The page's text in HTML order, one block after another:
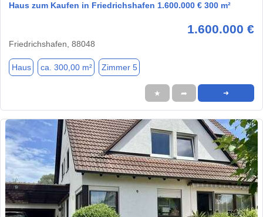
Haus zum Kaufen in Friedrichshafen 1.600.000 € 300 m²
1.600.000 €
Friedrichshafen, 88048
Haus ca. 300,00 m² Zimmer 5
★ ➦ ➜